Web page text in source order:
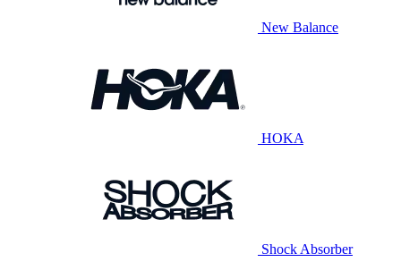
New Balance
HOKA
Shock Absorber